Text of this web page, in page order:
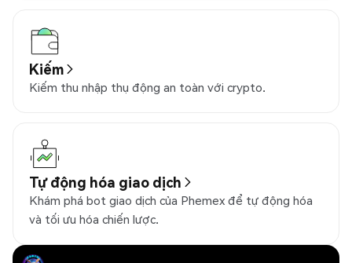
Kiếm
Kiếm thu nhập thụ động an toàn với crypto.
Tự động hóa giao dịch
Khám phá bot giao dịch của Phemex để tự động hóa
và tối ưu hóa chiến lược.